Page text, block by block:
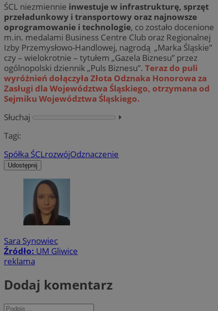
ŚCL niezmiennie inwestuje w infrastrukturę, sprzęt
przeładunkowy i transportowy oraz najnowsze
oprogramowanie i technologie, co zostało docenione
m.in. medalami Business Centre Club oraz Regionalnej
Izby Przemysłowo-Handlowej, nagrodą „Marka Śląskie”
czy – wielokrotnie – tytułem „Gazela Biznesu” przez
ogólnopolski dziennik „Puls Biznesu”. Teraz do puli
wyróżnień dołączyła Złota Odznaka Honorowa za
Zasługi dla Województwa Śląskiego, otrzymana od
Sejmiku Województwa Śląskiego.
Słuchaj
⏵︎
Tagi:
Spółka ŚCLrozwójOdznaczenie
Udostępnij
Sara Synowiec
Źródło: UM Gliwice
reklama
Dodaj komentarz